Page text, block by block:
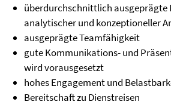
überdurchschnittlich ausgeprägte
analytischer und konzeptioneller
ausgeprägte Teamfähigkeit
gute Kommunikations- und
wird vorausgesetzt
hohes Engagement und
Bereitschaft zu Dienstreisen